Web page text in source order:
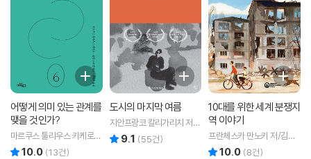
어떻게 의미 있는 관계를
맺을 것인가?
마르쿠스 툴리우스 키케로
저/필립 프리먼 편/김현주 역
10.0 (13건)
도시의 마지막 여름
지안프랑코 칼리가리치 저/
김현주 역
9.1 (55건)
10대를 위한 세계 분쟁지
역 이야기
프란체스카 만노키 저/김현
주 역/구정은 감수
10.0 (8건)